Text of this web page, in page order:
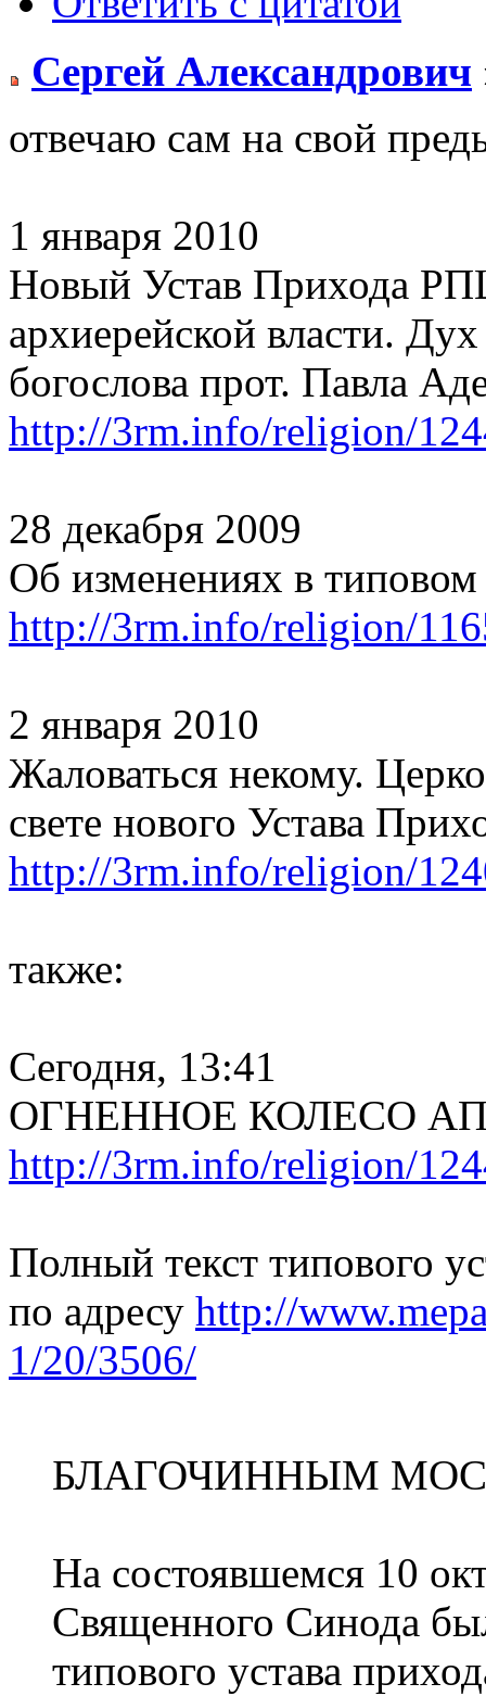
Сергей Александрович
отвечаю сам на свой
1 января 2010
Новый Устав Прихода
архиерейской власти.
богослова прот. Павла
http://3rm.info/religion/
28 декабря 2009
Об изменениях в
http://3rm.info/religion/
2 января 2010
Жаловаться некому.
свете нового Устава
http://3rm.info/religion/
также:
Сегодня, 13:41
ОГНЕННОЕ КОЛЕСО
http://3rm.info/religion/
Полный текст типового
по адресу http://
1/20/3506/
БЛАГОЧИННЫМ
На состоявшемся 10
Священного Синода
типового устава